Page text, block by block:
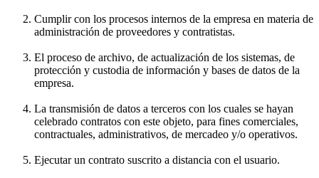
Cumplir con los procesos internos de la empresa en materia de
administración de proveedores y contratistas.
El proceso de archivo, de actualización de los sistemas, de
protección y custodia de información y bases de datos de la
empresa.
La transmisión de datos a terceros con los cuales se hayan
celebrado contratos con este objeto, para fines comerciales,
contractuales, administrativos, de mercadeo y/o operativos.
Ejecutar un contrato suscrito a distancia con el usuario.